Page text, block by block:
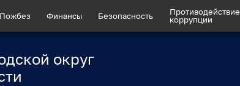
Пожбез Финансы Безопасность
Противодействие
коррупции
округ